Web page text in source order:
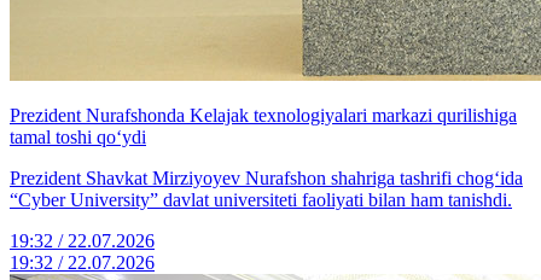
Prezident Nurafshonda Kelajak texnologiyalari markazi qurilishiga
tamal toshi qo‘ydi
Prezident Shavkat Mirziyoyev Nurafshon shahriga tashrifi chog‘ida
“Cyber University” davlat universiteti faoliyati bilan ham tanishdi.
19:32 / 22.07.2026
19:32 / 22.07.2026